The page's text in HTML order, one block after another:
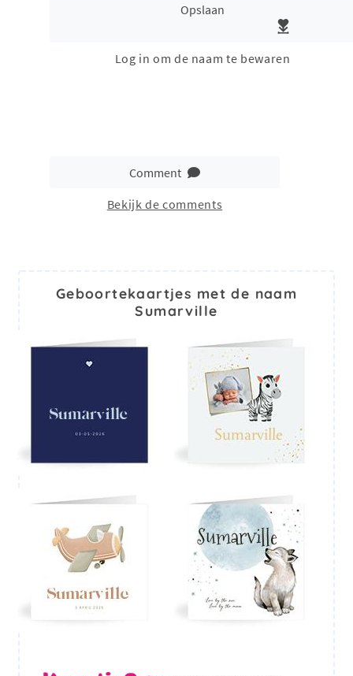
Opslaan
Log in om de naam te bewaren
Comment
Bekijk de comments
Geboortekaartjes met de naam
Sumarville